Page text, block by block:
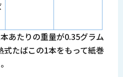
あたりの重量が0.35グラム
たばこの1本をもって紙巻